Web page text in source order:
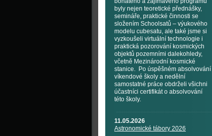
byly nejen teoretické přednášky,
semináře, praktické činnosti se
složením Schoolsatů – výukového
modelu cubesatu, ale také jsme si
vyzkoušeli virtuální technologie i
praktická pozorování kosmických
objektů pozemními dalekohledy,
včetně Mezinárodní kosmické
stanice. Po úspěšném absolvování
víkendové školy a nedělní
samostatné práce obdrželi všichni
účastníci certifikát o absolvování
této školy.
11.05.2026
Astronomické tábory 2026